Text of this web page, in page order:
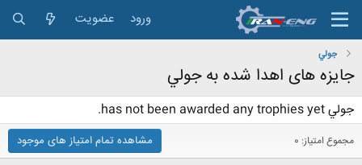
ورود عضویت
جولي
جایزه های اهدا شده به جولي
جولي has not been awarded any trophies yet.
مجموع امتیاز: 0 مشاهده تمام امتیاز های موجود